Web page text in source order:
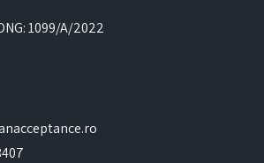
1099/A/2022